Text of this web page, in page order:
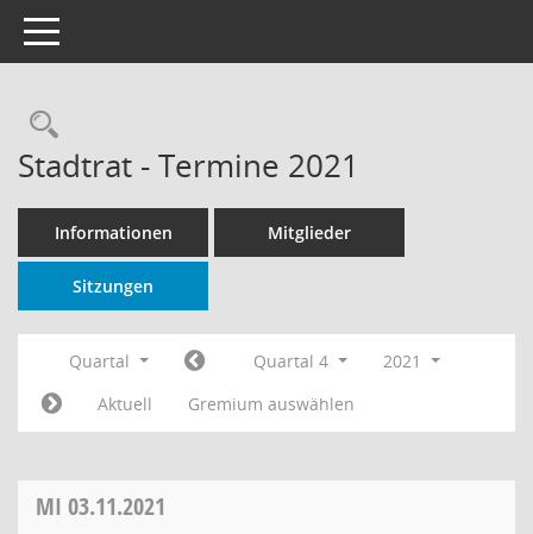
Toggle navigation
Rechercheauswahl
Stadtrat - Termine 2021
Informationen Mitglieder
Sitzungen
Quartal Quartal 4
2021
Aktuell
Gremium auswählen
MI 03.11.2021